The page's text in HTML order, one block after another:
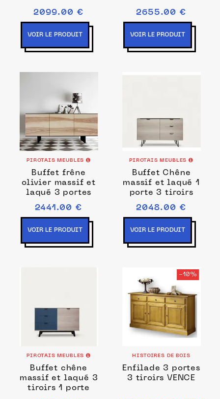
2099.00 €
VOIR LE PRODUIT
2655.00 €
VOIR LE PRODUIT
PIROTAIS MEUBLES
Buffet frêne
olivier massif et
laqué 3 portes
2441.00 €
VOIR LE PRODUIT
PIROTAIS MEUBLES
Buffet Chêne
massif et laqué 1
porte 3 tiroirs
2048.00 €
VOIR LE PRODUIT
PIROTAIS MEUBLES
Buffet chêne
massif et laqué 3
tiroirs 1 porte
-10%
HISTOIRES DE BOIS
Enfilade 3 portes
3 tiroirs VENCE